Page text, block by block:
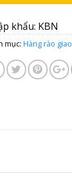
khẩu: KBN
mục: Hàng rào